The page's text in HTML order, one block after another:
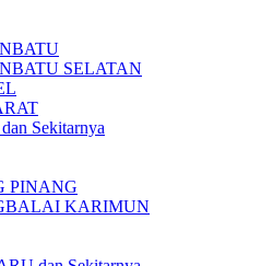
SELATAN
Sekitarnya
PINANG
KARIMUN